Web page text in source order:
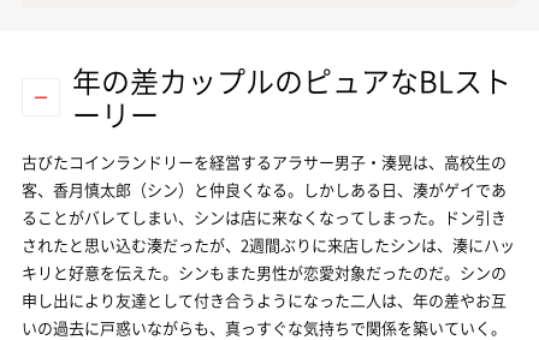
年の差カップルのピュアなBLスト
ーリー
古びたコインランドリーを経営するアラサー男子・湊晃は、高校生の
客、香月慎太郎（シン）と仲良くなる。しかしある日、湊がゲイであ
ることがバレてしまい、シンは店に来なくなってしまった。ドン引き
されたと思い込む湊だったが、2週間ぶりに来店したシンは、湊にハッ
キリと好意を伝えた。シンもまた男性が恋愛対象だったのだ。シンの
申し出により友達として付き合うようになった二人は、年の差やお互
いの過去に戸惑いながらも、真っすぐな気持ちで関係を築いていく。